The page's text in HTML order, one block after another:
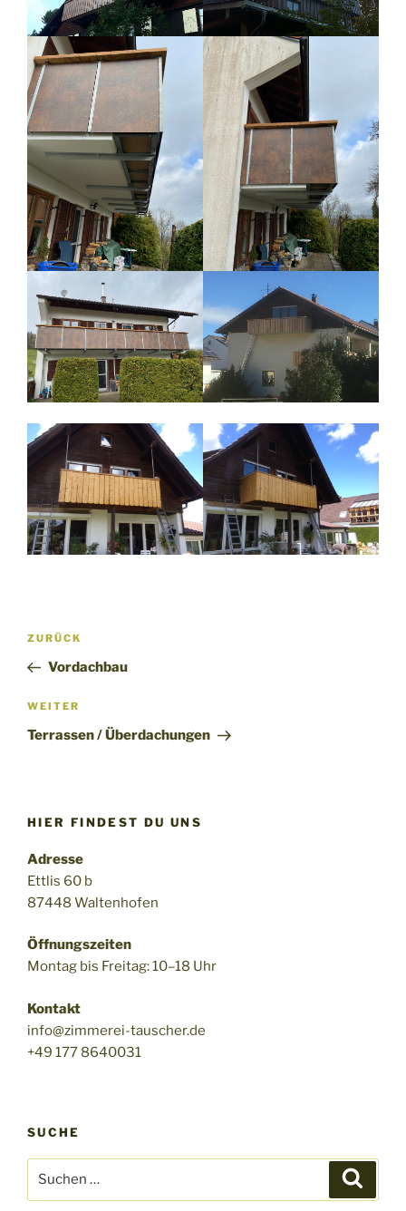
Beitragsnavigation
Vorheriger
Beitrag
ZURÜCK
Vordachbau
Nächster
Beitrag
WEITER
Terrassen / Überdachungen
HIER FINDEST DU UNS
Adresse
Ettlis 60 b
87448 Waltenhofen
Öffnungszeiten
Montag bis Freitag: 10–18 Uhr
Kontakt
info@zimmerei-tauscher.de
+49 177 8640031
SUCHE
nach: